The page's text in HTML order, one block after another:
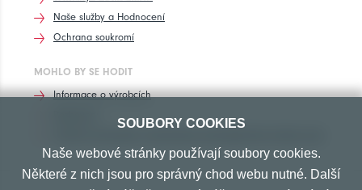
Naše služby a Hodnocení
Ochrana soukromí
MOHLO BY SE HODIT
Informace o výrobcích
SOUBORY COOKIES
Naše webové stránky používají soubory cookies.
Některé z nich jsou pro správný chod webu nutné. Další